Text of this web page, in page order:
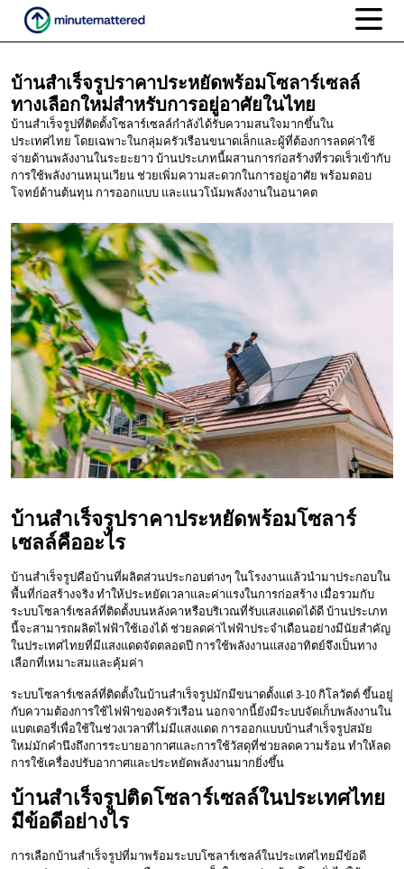
บ้านสำเร็จรูปราคาประหยัดพร้อมโซลาร์เซลล์
ทางเลือกใหม่สำหรับการอยู่อาศัยในไทย
บ้านสำเร็จรูปที่ติดตั้งโซลาร์เซลล์กำลังได้รับความสนใจมากขึ้นใน
ประเทศไทย โดยเฉพาะในกลุ่มครัวเรือนขนาดเล็กและผู้ที่ต้องการลดค่าใช้
จ่ายด้านพลังงานในระยะยาว บ้านประเภทนี้ผสานการก่อสร้างที่รวดเร็วเข้ากับ
การใช้พลังงานหมุนเวียน ช่วยเพิ่มความสะดวกในการอยู่อาศัย พร้อมตอบ
โจทย์ด้านต้นทุน การออกแบบ และแนวโน้มพลังงานในอนาคต
บ้านสำเร็จรูปราคาประหยัดพร้อมโซลาร์
เซลล์คืออะไร
บ้านสำเร็จรูปคือบ้านที่ผลิตส่วนประกอบต่างๆ ในโรงงานแล้วนำมาประกอบใน
พื้นที่ก่อสร้างจริง ทำให้ประหยัดเวลาและค่าแรงในการก่อสร้าง เมื่อรวมกับ
ระบบโซลาร์เซลล์ที่ติดตั้งบนหลังคาหรือบริเวณที่รับแสงแดดได้ดี บ้านประเภท
นี้จะสามารถผลิตไฟฟ้าใช้เองได้ ช่วยลดค่าไฟฟ้าประจำเดือนอย่างมีนัยสำคัญ
ในประเทศไทยที่มีแสงแดดจัดตลอดปี การใช้พลังงานแสงอาทิตย์จึงเป็นทาง
เลือกที่เหมาะสมและคุ้มค่า
ระบบโซลาร์เซลล์ที่ติดตั้งในบ้านสำเร็จรูปมักมีขนาดตั้งแต่ 3-10 กิโลวัตต์ ขึ้นอยู่
กับความต้องการใช้ไฟฟ้าของครัวเรือน นอกจากนี้ยังมีระบบจัดเก็บพลังงานใน
แบตเตอรี่เพื่อใช้ในช่วงเวลาที่ไม่มีแสงแดด การออกแบบบ้านสำเร็จรูปสมัย
ใหม่มักคำนึงถึงการระบายอากาศและการใช้วัสดุที่ช่วยลดความร้อน ทำให้ลด
การใช้เครื่องปรับอากาศและประหยัดพลังงานมากยิ่งขึ้น
บ้านสำเร็จรูปติดโซลาร์เซลล์ในประเทศไทย
มีข้อดีอย่างไร
การเลือกบ้านสำเร็จรูปที่มาพร้อมระบบโซลาร์เซลล์ในประเทศไทยมีข้อดี